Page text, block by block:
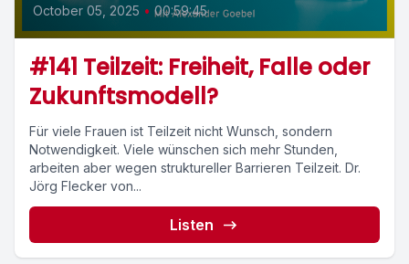
October 05, 2025 • 00:59:45
#141 Teilzeit: Freiheit, Falle oder
Zukunftsmodell?
Für viele Frauen ist Teilzeit nicht Wunsch, sondern
Notwendigkeit. Viele wünschen sich mehr Stunden,
arbeiten aber wegen struktureller Barrieren Teilzeit. Dr.
Jörg Flecker von...
Listen